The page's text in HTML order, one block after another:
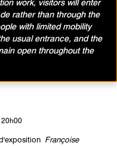
20h00
Françoise
work, visitors will enter
rather than through the
with limited mobility
usual entrance, and the
open throughout the